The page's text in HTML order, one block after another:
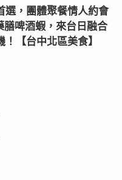
選，團體聚餐情人約會
啤酒蝦，來台日融合
【台中北區美食】